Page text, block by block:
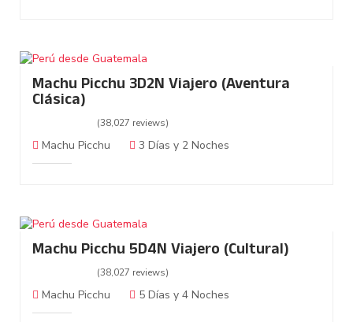
Machu Picchu 3D2N Viajero (Aventura
Clásica)
(38,027 reviews)
Machu Picchu 3 Días y 2 Noches
Machu Picchu 5D4N Viajero (Cultural)
(38,027 reviews)
Machu Picchu 5 Días y 4 Noches